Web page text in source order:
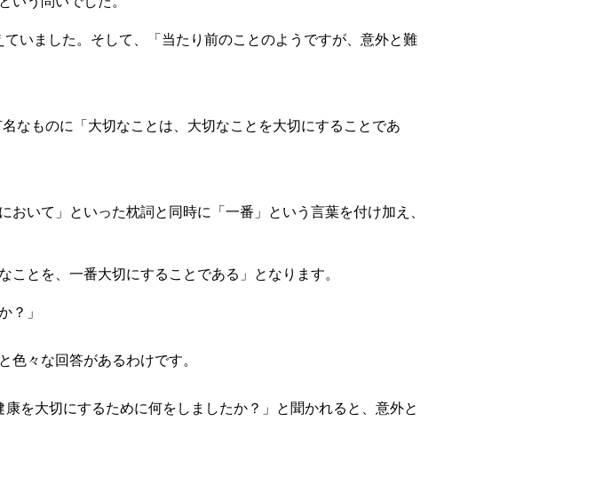
いました。そして、「当たり前のことのようですが、意外と難
なものに「大切なことは、大切なことを大切にすることであ
いて」といった枕詞と同時に「一番」という言葉を付け加え、
ことを、一番大切にすることである」となります。
？」
色々な回答があるわけです。
を大切にするために何をしましたか？」と聞かれると、意外と